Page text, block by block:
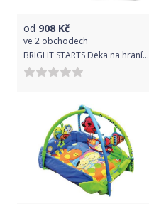
od 908 Kč
ve 2 obchodech
BRIGHT STARTS Deka na hraní 2v1 Room For Fun 0m+, 2018